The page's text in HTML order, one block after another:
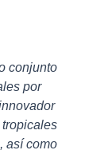
conjunto
por
así como